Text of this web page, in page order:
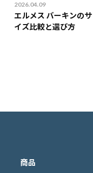
2026.04.09
エルメス バーキンのサ
イズ比較と選び方
商品